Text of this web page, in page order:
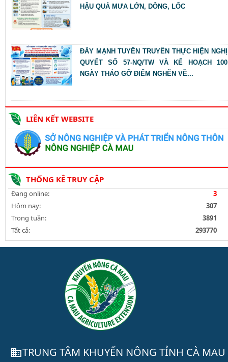
HẬU QUẢ MƯA LỚN, DÔNG, LỐC
ĐẨY MẠNH TUYÊN TRUYỀN THỰC HIỆN NGHỊ
QUYẾT SỐ 57-NQ/TW VÀ KẾ HOẠCH 100
NGÀY THÁO GỠ ĐIỂM NGHẼN VỀ...
LIÊN KẾT WEBSITE
THỐNG KÊ TRUY CẬP
Đang online:
3
Hôm nay:
307
Trong tuần:
3891
Tất cả:
293770
domainTRUNG TÂM KHUYẾN NÔNG TỈNH CÀ MAU